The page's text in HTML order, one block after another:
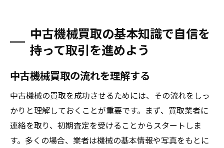
取引の安全性を確保するためのチェックポ
イント
高価買取を実現する中古機械のメンテナンス方
定期メンテナンスの重要性と実施方法
部品交換時期の見極め方
清掃と保管で延命を図る
中古機械買取の基本知識で自信を
持って取引を進めよう
中古機械買取の流れを理解する
中古機械の買取を成功させるためには、その流れをしっ
かりと理解しておくことが重要です。まず、買取業者に
連絡を取り、初期査定を受けることからスタートしま
す。多くの場合、業者は機械の基本情報や写真をもとに